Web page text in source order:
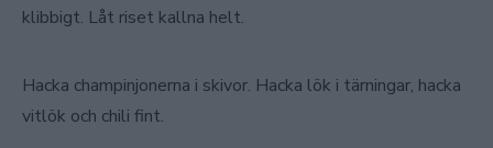
klibbigt. Låt riset kallna helt.
Hacka champinjonerna i skivor. Hacka lök i tärningar, hacka
vitlök och chili fint.